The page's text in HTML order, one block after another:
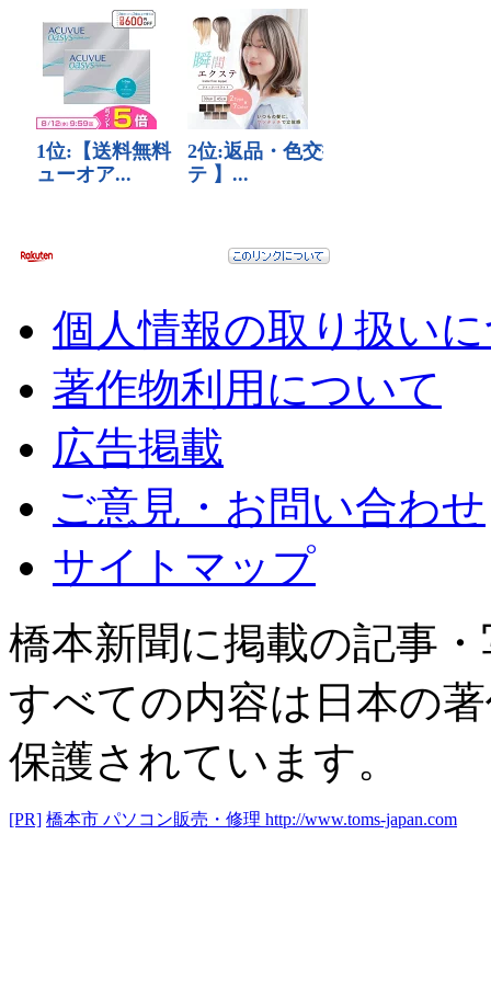
個人情報の取り扱い
著作物利用について
広告掲載
ご意見・お問い合わせ
サイトマップ
橋本新聞に掲載の記事
すべての内容は日本の
保護されています。
[PR] 橋本市 パソコン販売・修理 http://www.toms-japan.com